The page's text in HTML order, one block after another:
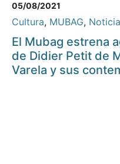
05/08/2021
Cultura, MUBAG,
El Mubag estrena
de Didier Petit de
Varela y sus